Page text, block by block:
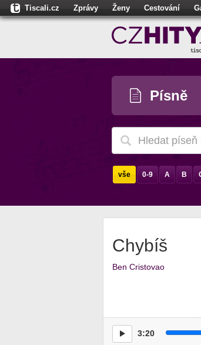
Tiscali.cz Zprávy Ženy Cestování
Sport Dokina.cz
Písně
vše 0-9 A B
Chybíš
Ben Cristovao
3:20